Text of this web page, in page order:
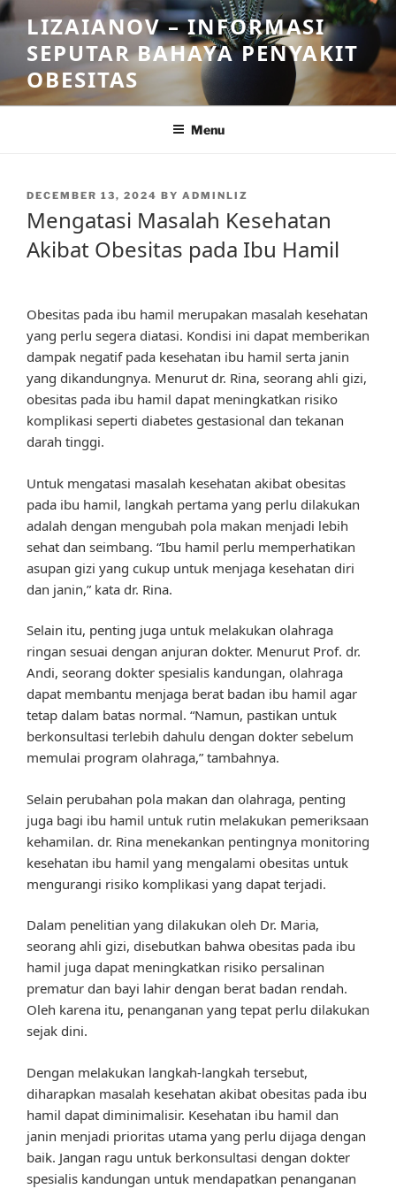
Skip
to
content
LIZAIANOV – INFORMASI
SEPUTAR BAHAYA PENYAKIT
OBESITAS
Menu
POSTED
DECEMBER 13, 2024 BY ADMINLIZ
Mengatasi Masalah Kesehatan
Akibat Obesitas pada Ibu Hamil
Obesitas pada ibu hamil merupakan masalah kesehatan
yang perlu segera diatasi. Kondisi ini dapat memberikan
dampak negatif pada kesehatan ibu hamil serta janin
yang dikandungnya. Menurut dr. Rina, seorang ahli gizi,
obesitas pada ibu hamil dapat meningkatkan risiko
komplikasi seperti diabetes gestasional dan tekanan
darah tinggi.
Untuk mengatasi masalah kesehatan akibat obesitas
pada ibu hamil, langkah pertama yang perlu dilakukan
adalah dengan mengubah pola makan menjadi lebih
sehat dan seimbang. “Ibu hamil perlu memperhatikan
asupan gizi yang cukup untuk menjaga kesehatan diri
dan janin,” kata dr. Rina.
Selain itu, penting juga untuk melakukan olahraga
ringan sesuai dengan anjuran dokter. Menurut Prof. dr.
Andi, seorang dokter spesialis kandungan, olahraga
dapat membantu menjaga berat badan ibu hamil agar
tetap dalam batas normal. “Namun, pastikan untuk
berkonsultasi terlebih dahulu dengan dokter sebelum
memulai program olahraga,” tambahnya.
Selain perubahan pola makan dan olahraga, penting
juga bagi ibu hamil untuk rutin melakukan pemeriksaan
kehamilan. dr. Rina menekankan pentingnya monitoring
kesehatan ibu hamil yang mengalami obesitas untuk
mengurangi risiko komplikasi yang dapat terjadi.
Dalam penelitian yang dilakukan oleh Dr. Maria,
seorang ahli gizi, disebutkan bahwa obesitas pada ibu
hamil juga dapat meningkatkan risiko persalinan
prematur dan bayi lahir dengan berat badan rendah.
Oleh karena itu, penanganan yang tepat perlu dilakukan
sejak dini.
Dengan melakukan langkah-langkah tersebut,
diharapkan masalah kesehatan akibat obesitas pada ibu
hamil dapat diminimalisir. Kesehatan ibu hamil dan
janin menjadi prioritas utama yang perlu dijaga dengan
baik. Jangan ragu untuk berkonsultasi dengan dokter
spesialis kandungan untuk mendapatkan penanganan